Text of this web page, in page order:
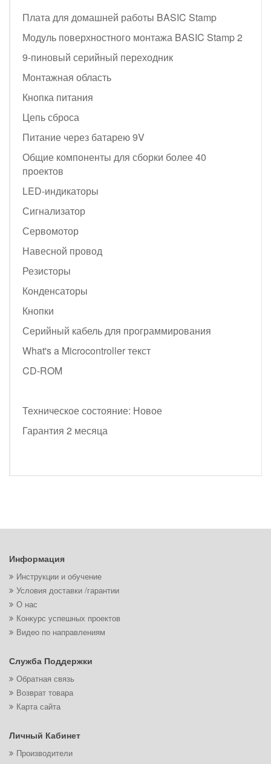
Плата для домашней работы BASIC Stamp
Модуль поверхностного монтажа BASIC Stamp 2
9-пиновый серийный переходник
Монтажная область
Кнопка питания
Цепь сброса
Питание через батарею 9V
Общие компоненты для сборки более 40
проектов
LED-индикаторы
Сигнализатор
Сервомотор
Навесной провод
Резисторы
Конденсаторы
Кнопки
Серийный кабель для программирования
What's a Microcontroller текст
CD-ROM
Техническое состояние: Новое
Гарантия 2 месяца
Информация
Инструкции и обучение
Условия доставки /гарантии
О нас
Конкурс успешных проектов
Видео по направлениям
Служба Поддержки
Обратная связь
Возврат товара
Карта сайта
Личный Кабинет
Производители